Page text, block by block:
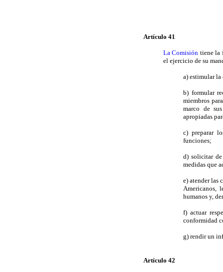
Artículo 41
La Comisión tiene la
el ejercicio de su
a) estimular la
b) formular
miembros
marco de
apropiadas
c) preparar
funciones;
d) solicitar de
medidas que
e) atender las
Americanos,
humanos y,
f) actuar
conformidad
g) rendir un
Artículo 42